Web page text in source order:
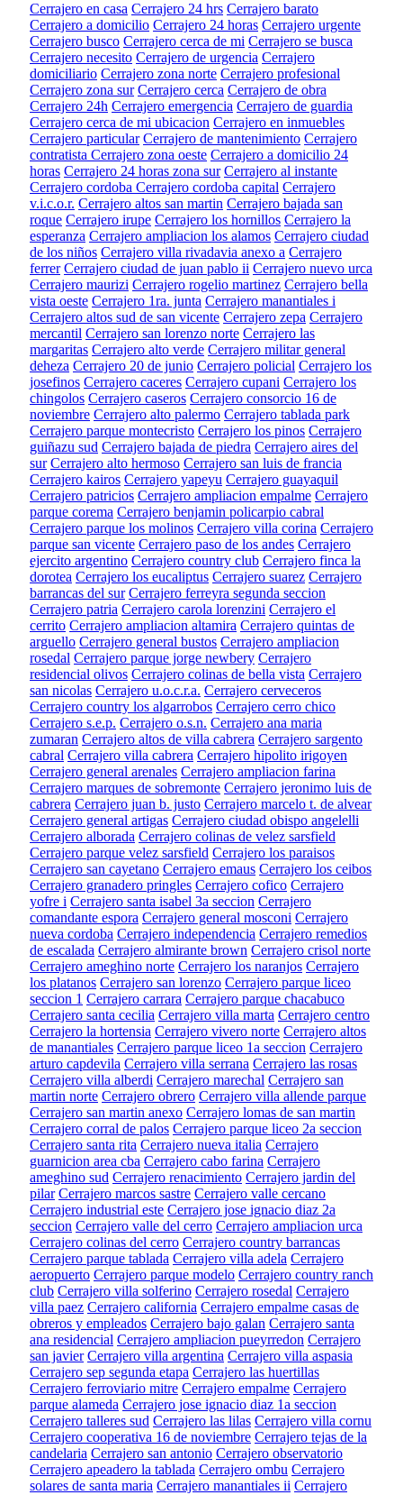
Cerrajero en casa Cerrajero 24 hrs Cerrajero barato
Cerrajero a domicilio Cerrajero 24 horas Cerrajero urgente
Cerrajero busco Cerrajero cerca de mi Cerrajero se busca
Cerrajero necesito Cerrajero de urgencia Cerrajero
domiciliario Cerrajero zona norte Cerrajero profesional
Cerrajero zona sur Cerrajero cerca Cerrajero de obra
Cerrajero 24h Cerrajero emergencia Cerrajero de guardia
Cerrajero cerca de mi ubicacion Cerrajero en inmuebles
Cerrajero particular Cerrajero de mantenimiento Cerrajero
contratista Cerrajero zona oeste Cerrajero a domicilio 24
horas Cerrajero 24 horas zona sur Cerrajero al instante
Cerrajero cordoba Cerrajero cordoba capital Cerrajero
v.i.c.o.r. Cerrajero altos san martin Cerrajero bajada san
roque Cerrajero irupe Cerrajero los hornillos Cerrajero la
esperanza Cerrajero ampliacion los alamos Cerrajero ciudad
de los niños Cerrajero villa rivadavia anexo a Cerrajero
ferrer Cerrajero ciudad de juan pablo ii Cerrajero nuevo urca
Cerrajero maurizi Cerrajero rogelio martinez Cerrajero bella
vista oeste Cerrajero 1ra. junta Cerrajero manantiales i
Cerrajero altos sud de san vicente Cerrajero zepa Cerrajero
mercantil Cerrajero san lorenzo norte Cerrajero las
margaritas Cerrajero alto verde Cerrajero militar general
deheza Cerrajero 20 de junio Cerrajero policial Cerrajero los
josefinos Cerrajero caceres Cerrajero cupani Cerrajero los
chingolos Cerrajero caseros Cerrajero consorcio 16 de
noviembre Cerrajero alto palermo Cerrajero tablada park
Cerrajero parque montecristo Cerrajero los pinos Cerrajero
guiñazu sud Cerrajero bajada de piedra Cerrajero aires del
sur Cerrajero alto hermoso Cerrajero san luis de francia
Cerrajero kairos Cerrajero yapeyu Cerrajero guayaquil
Cerrajero patricios Cerrajero ampliacion empalme Cerrajero
parque corema Cerrajero benjamin policarpio cabral
Cerrajero parque los molinos Cerrajero villa corina Cerrajero
parque san vicente Cerrajero paso de los andes Cerrajero
ejercito argentino Cerrajero country club Cerrajero finca la
dorotea Cerrajero los eucaliptus Cerrajero suarez Cerrajero
barrancas del sur Cerrajero ferreyra segunda seccion
Cerrajero patria Cerrajero carola lorenzini Cerrajero el
cerrito Cerrajero ampliacion altamira Cerrajero quintas de
arguello Cerrajero general bustos Cerrajero ampliacion
rosedal Cerrajero parque jorge newbery Cerrajero
residencial olivos Cerrajero colinas de bella vista Cerrajero
san nicolas Cerrajero u.o.c.r.a. Cerrajero cerveceros
Cerrajero country los algarrobos Cerrajero cerro chico
Cerrajero s.e.p. Cerrajero o.s.n. Cerrajero ana maria
zumaran Cerrajero altos de villa cabrera Cerrajero sargento
cabral Cerrajero villa cabrera Cerrajero hipolito irigoyen
Cerrajero general arenales Cerrajero ampliacion farina
Cerrajero marques de sobremonte Cerrajero jeronimo luis de
cabrera Cerrajero juan b. justo Cerrajero marcelo t. de alvear
Cerrajero general artigas Cerrajero ciudad obispo angelelli
Cerrajero alborada Cerrajero colinas de velez sarsfield
Cerrajero parque velez sarsfield Cerrajero los paraisos
Cerrajero san cayetano Cerrajero emaus Cerrajero los ceibos
Cerrajero granadero pringles Cerrajero cofico Cerrajero
yofre i Cerrajero santa isabel 3a seccion Cerrajero
comandante espora Cerrajero general mosconi Cerrajero
nueva cordoba Cerrajero independencia Cerrajero remedios
de escalada Cerrajero almirante brown Cerrajero crisol norte
Cerrajero ameghino norte Cerrajero los naranjos Cerrajero
los platanos Cerrajero san lorenzo Cerrajero parque liceo
seccion 1 Cerrajero carrara Cerrajero parque chacabuco
Cerrajero santa cecilia Cerrajero villa marta Cerrajero centro
Cerrajero la hortensia Cerrajero vivero norte Cerrajero altos
de manantiales Cerrajero parque liceo 1a seccion Cerrajero
arturo capdevila Cerrajero villa serrana Cerrajero las rosas
Cerrajero villa alberdi Cerrajero marechal Cerrajero san
martin norte Cerrajero obrero Cerrajero villa allende parque
Cerrajero san martin anexo Cerrajero lomas de san martin
Cerrajero corral de palos Cerrajero parque liceo 2a seccion
Cerrajero santa rita Cerrajero nueva italia Cerrajero
guarnicion area cba Cerrajero cabo farina Cerrajero
ameghino sud Cerrajero renacimiento Cerrajero jardin del
pilar Cerrajero marcos sastre Cerrajero valle cercano
Cerrajero industrial este Cerrajero jose ignacio diaz 2a
seccion Cerrajero valle del cerro Cerrajero ampliacion urca
Cerrajero colinas del cerro Cerrajero country barrancas
Cerrajero parque tablada Cerrajero villa adela Cerrajero
aeropuerto Cerrajero parque modelo Cerrajero country ranch
club Cerrajero villa solferino Cerrajero rosedal Cerrajero
villa paez Cerrajero california Cerrajero empalme casas de
obreros y empleados Cerrajero bajo galan Cerrajero santa
ana residencial Cerrajero ampliacion pueyrredon Cerrajero
san javier Cerrajero villa argentina Cerrajero villa aspasia
Cerrajero sep segunda etapa Cerrajero las huertillas
Cerrajero ferroviario mitre Cerrajero empalme Cerrajero
parque alameda Cerrajero jose ignacio diaz 1a seccion
Cerrajero talleres sud Cerrajero las lilas Cerrajero villa cornu
Cerrajero cooperativa 16 de noviembre Cerrajero tejas de la
candelaria Cerrajero san antonio Cerrajero observatorio
Cerrajero apeadero la tablada Cerrajero ombu Cerrajero
solares de santa maria Cerrajero manantiales ii Cerrajero